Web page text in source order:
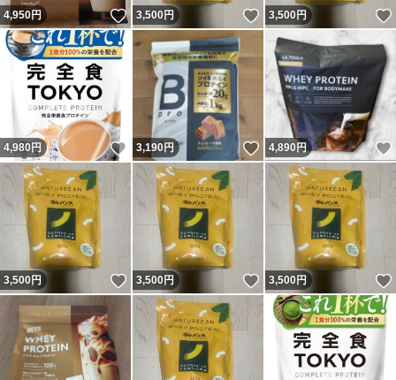
4,950円 いいね！
3,500円 いいね！
3,500円
4,980 円 いいね！
3,190円 いいね！
4,890 円
3,500円 いいね！
3,500円 いいね！
3,500円